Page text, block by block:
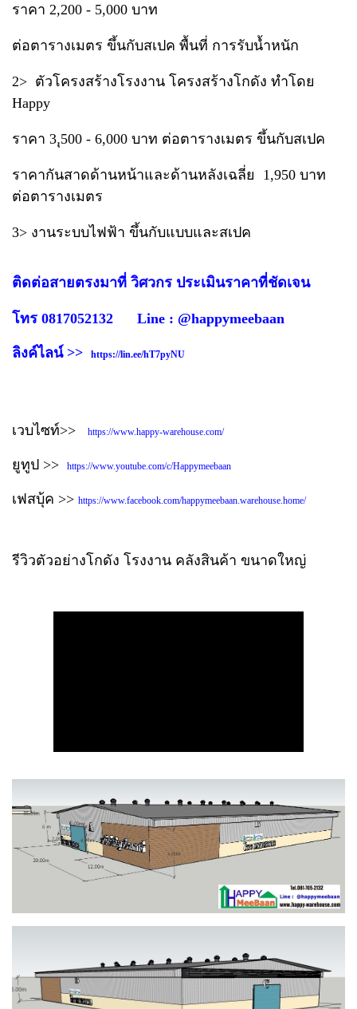
ราคา 2,200 - 5,000 บาท
ต่อตารางเมตร ขึ้นกับสเปค พื้นที่ การรับน้ำหนัก
2> ตัวโครงสร้างโรงงาน โครงสร้างโกดัง ทำโดย
Happy
ราคา 3,ุ500 - 6,000 บาท ต่อตารางเมตร ขึ้นกับสเปค
ราคากันสาดด้านหน้าและด้านหลังเฉลี่ย 1,950 บาท
ต่อตารางเมตร
3> งานระบบไฟฟ้า ขึ้นกับแบบและสเปค
ติดต่อสายตรงมาที่ วิศวกร ประเมินราคาที่ชัดเจน
โทร 0817052132 Line : @happymeebaan
ลิงค์ไลน์ >> https://lin.ee/hT7pyNU
เวบไซท์>> https://www.happy-warehouse.com/
ยูทูป >> https://www.youtube.com/c/Happymeebaan
เฟสบุ้ค >> https://www.facebook.com/happymeebaan.warehouse.home/
รีวิวตัวอย่างโกดัง โรงงาน คลังสินค้า ขนาดใหญ่